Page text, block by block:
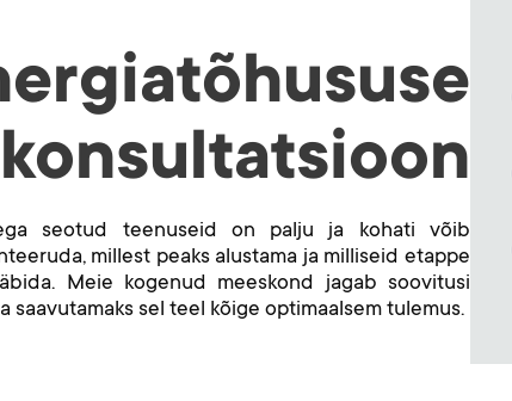
konsultatsioon
seotud teenuseid on palju ja kohati võib
millest peaks alustama ja milliseid etappe
Meie kogenud meeskond jagab soovitusi
saavutamaks sel teel kõige optimaalsem tulemus.